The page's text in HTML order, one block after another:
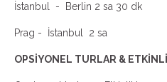
İstanbul - Berlin 2 sa 30 dk
Prag - İstanbul 2 sa
OPSİYONEL TURLAR &